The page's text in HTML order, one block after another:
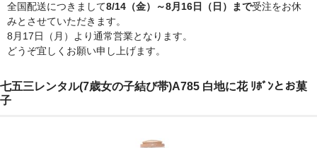
受取り場所が選べます
東京即日バイク便
全国配送につきまして8/14（金）～8月16日（日）まで受注をお休
みとさせていただきます。
8月17日（月）より通常営業となります。
どうぞ宜しくお願い申し上げます。
七五三レンタル(7歳女の子結び帯)A785 白地に花 ﾘﾎﾞﾝとお菓
子